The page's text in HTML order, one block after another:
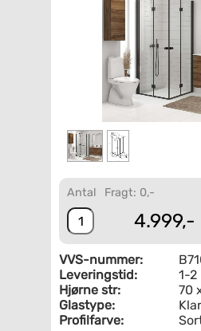
Antal Fragt: 0,-
4.999,-
VVS-nummer:
Leveringstid:
1-2
Hjørne str:
70
Glastype:
Profilfarve: